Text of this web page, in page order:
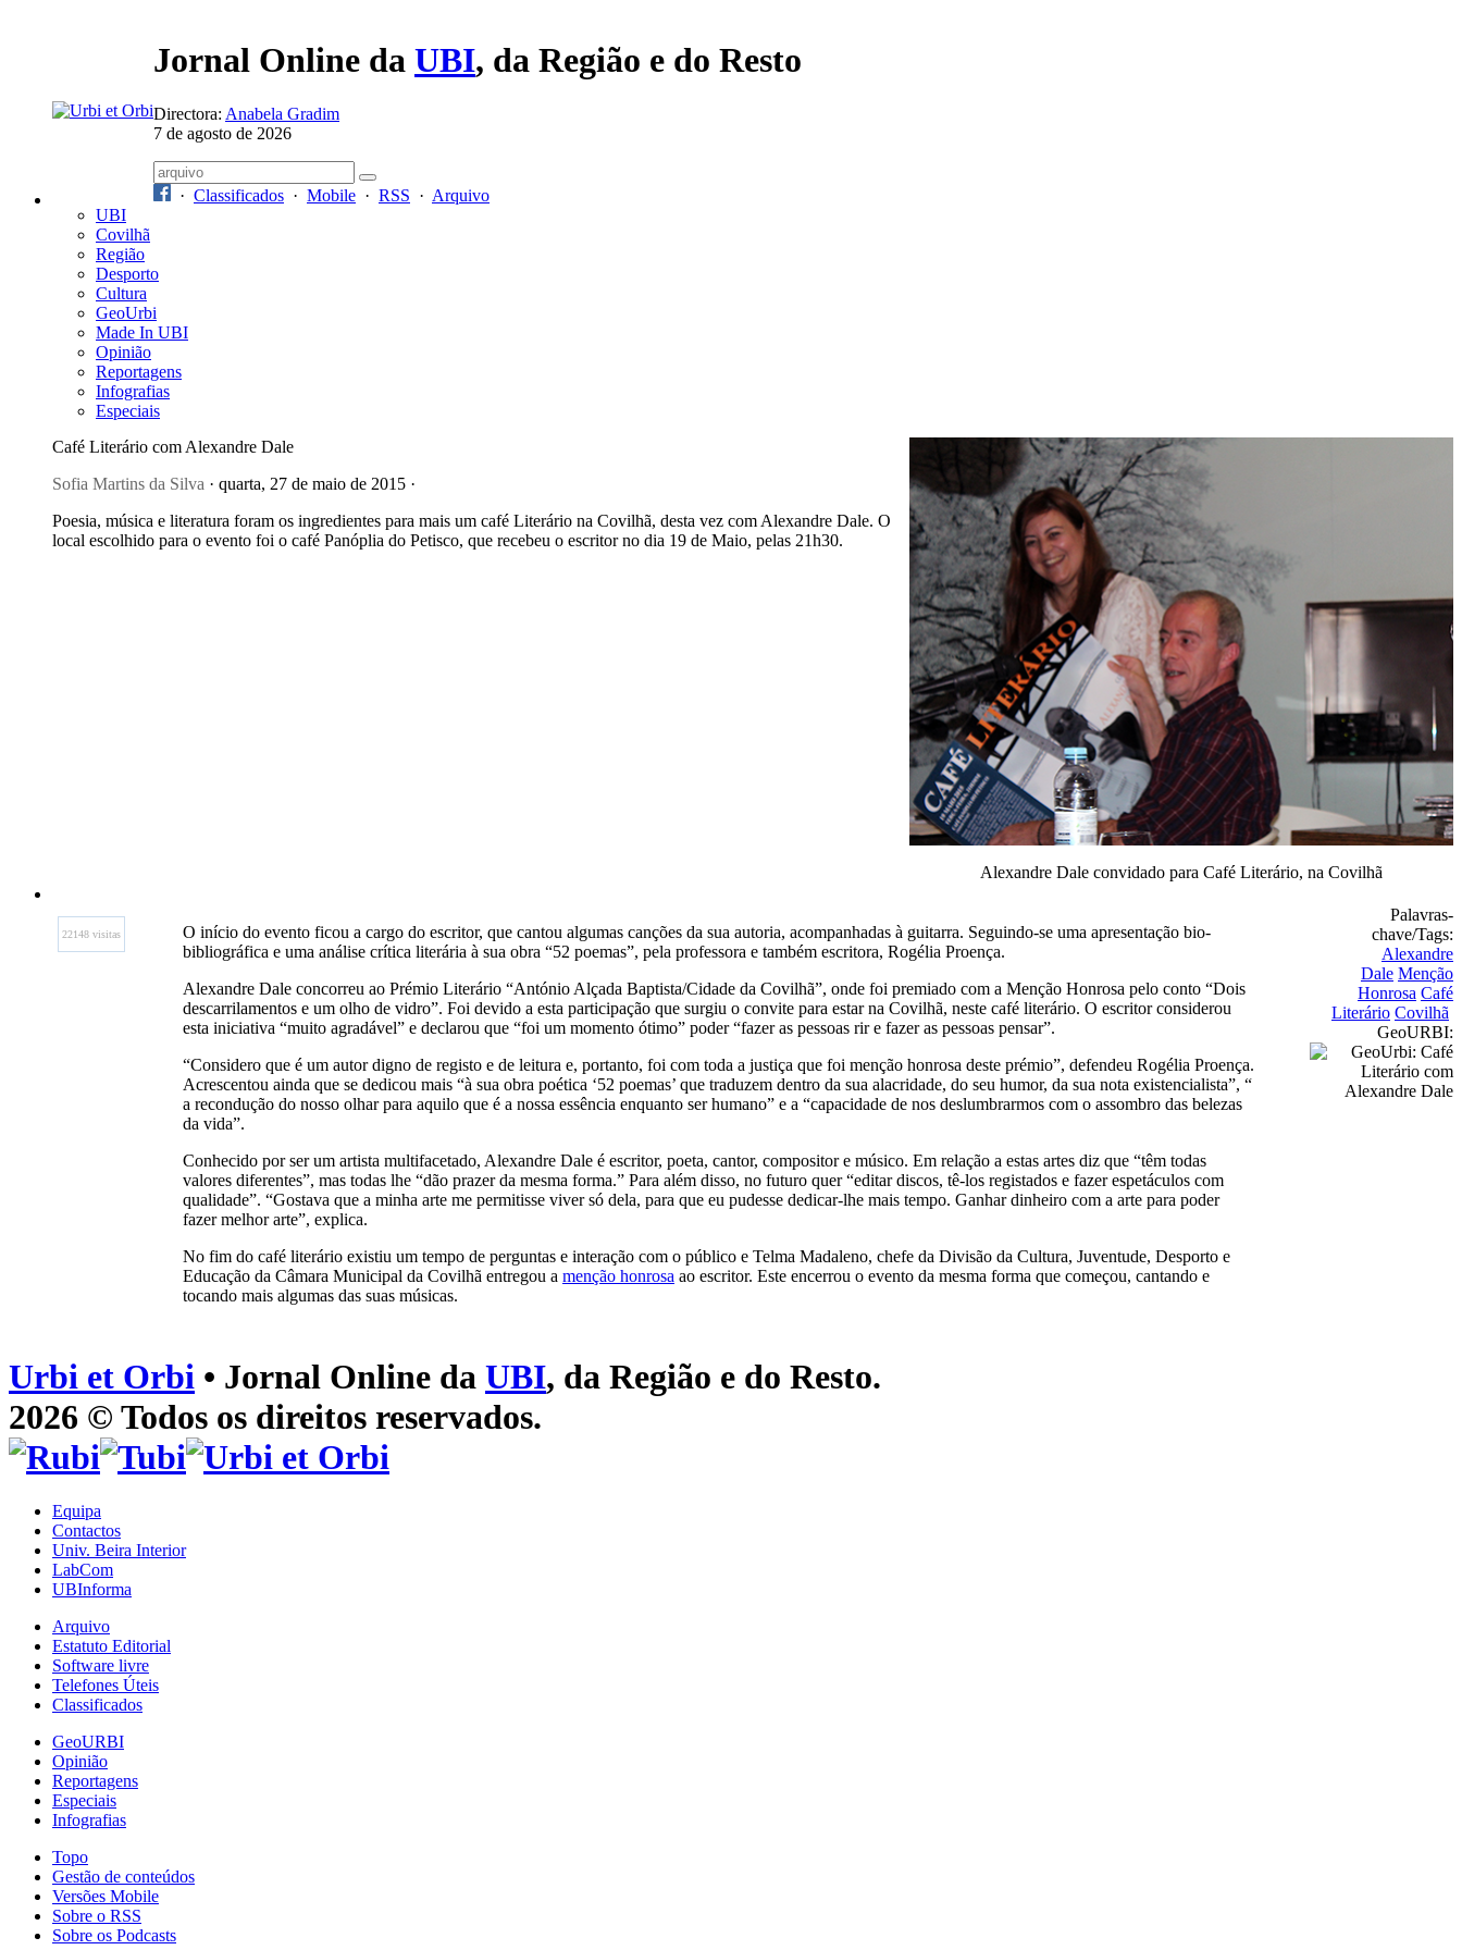
Jornal Online da UBI, da Região e do Resto
Directora: Anabela Gradim
7 de agosto de 2026
· Classificados · Mobile · RSS · Arquivo
UBI
Covilhã
Região
Desporto
Cultura
GeoUrbi
Made In UBI
Opinião
Reportagens
Infografias
Especiais
Café Literário com Alexandre Dale
Sofia Martins da Silva · quarta, 27 de maio de 2015 ·
Poesia, música e literatura foram os ingredientes para mais um café Literário na Covilhã, desta vez com Alexandre Dale. O
local escolhido para o evento foi o café Panóplia do Petisco, que recebeu o escritor no dia 19 de Maio, pelas 21h30.
Alexandre Dale convidado para Café Literário, na Covilhã
22148 visitas
O início do evento ficou a cargo do escritor, que cantou algumas canções da sua autoria, acompanhadas à guitarra. Seguindo-se uma apresentação bio-
bibliográfica e uma análise crítica literária à sua obra “52 poemas”, pela professora e também escritora, Rogélia Proença.
Alexandre Dale concorreu ao Prémio Literário “António Alçada Baptista/Cidade da Covilhã”, onde foi premiado com a Menção Honrosa pelo conto “Dois
descarrilamentos e um olho de vidro”. Foi devido a esta participação que surgiu o convite para estar na Covilhã, neste café literário. O escritor considerou
esta iniciativa “muito agradável” e declarou que “foi um momento ótimo” poder “fazer as pessoas rir e fazer as pessoas pensar”.
“Considero que é um autor digno de registo e de leitura e, portanto, foi com toda a justiça que foi menção honrosa deste prémio”, defendeu Rogélia Proença.
Acrescentou ainda que se dedicou mais “à sua obra poética ‘52 poemas’ que traduzem dentro da sua alacridade, do seu humor, da sua nota existencialista”, “
a recondução do nosso olhar para aquilo que é a nossa essência enquanto ser humano” e a “capacidade de nos deslumbrarmos com o assombro das belezas
da vida”.
Conhecido por ser um artista multifacetado, Alexandre Dale é escritor, poeta, cantor, compositor e músico. Em relação a estas artes diz que “têm todas
valores diferentes”, mas todas lhe “dão prazer da mesma forma.” Para além disso, no futuro quer “editar discos, tê-los registados e fazer espetáculos com
qualidade”. “Gostava que a minha arte me permitisse viver só dela, para que eu pudesse dedicar-lhe mais tempo. Ganhar dinheiro com a arte para poder
fazer melhor arte”, explica.
No fim do café literário existiu um tempo de perguntas e interação com o público e Telma Madaleno, chefe da Divisão da Cultura, Juventude, Desporto e
Educação da Câmara Municipal da Covilhã entregou a menção honrosa ao escritor. Este encerrou o evento da mesma forma que começou, cantando e
tocando mais algumas das suas músicas.
Palavras-
chave/Tags:
Alexandre
Dale Menção
Honrosa Café
Literário Covilhã
GeoURBI:
Urbi et Orbi • Jornal Online da UBI, da Região e do Resto.
2026 © Todos os direitos reservados.
Equipa
Contactos
Univ. Beira Interior
LabCom
UBInforma
Arquivo
Estatuto Editorial
Software livre
Telefones Úteis
Classificados
GeoURBI
Opinião
Reportagens
Especiais
Infografias
Topo
Gestão de conteúdos
Versões Mobile
Sobre o RSS
Sobre os Podcasts